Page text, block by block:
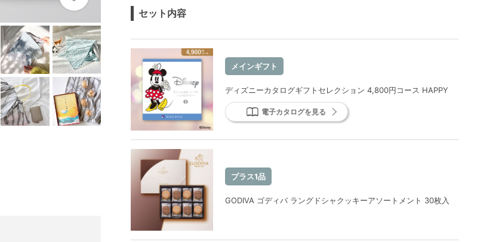
セット内容
メインギフト
ディズニーカタログギフトセレクション 4,800円コース HAPPY
電子カタログを見る
プラス1品
GODIVA ゴディバ ラングドシャクッキーアソートメント 30枚入